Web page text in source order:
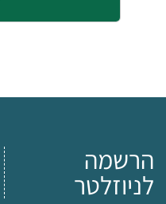
הרשמה
לניוזלטר